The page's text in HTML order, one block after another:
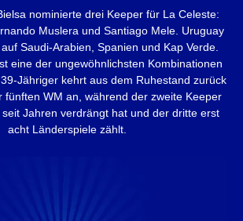
nominierte drei Keeper für La Celeste:
Muslera und Santiago Mele. Uruguay
Saudi-Arabien, Spanien und Kap Verde.
eine der ungewöhnlichsten Kombinationen
Jähriger kehrt aus dem Ruhestand zurück
fünften WM an, während der zweite Keeper
Jahren verdrängt hat und der dritte erst
acht Länderspiele zählt.